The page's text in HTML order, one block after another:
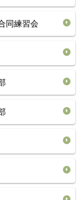
同練習会